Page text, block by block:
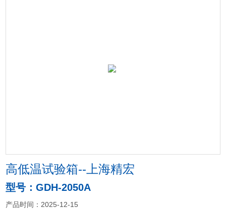
高低温试验箱--上海精宏
型号：GDH-2050A
产品时间：2025-12-15